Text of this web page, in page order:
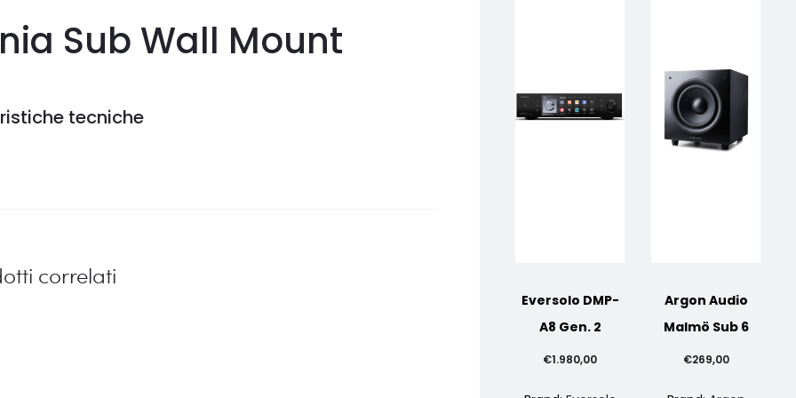
Sub Wall Mount
tecniche
correlati
PREZZO SCONTATO PREZZO
Eversolo DMP-
A8 Gen. 2
€1.980,00
Argon Audio
Malmö Sub 6
€269,00